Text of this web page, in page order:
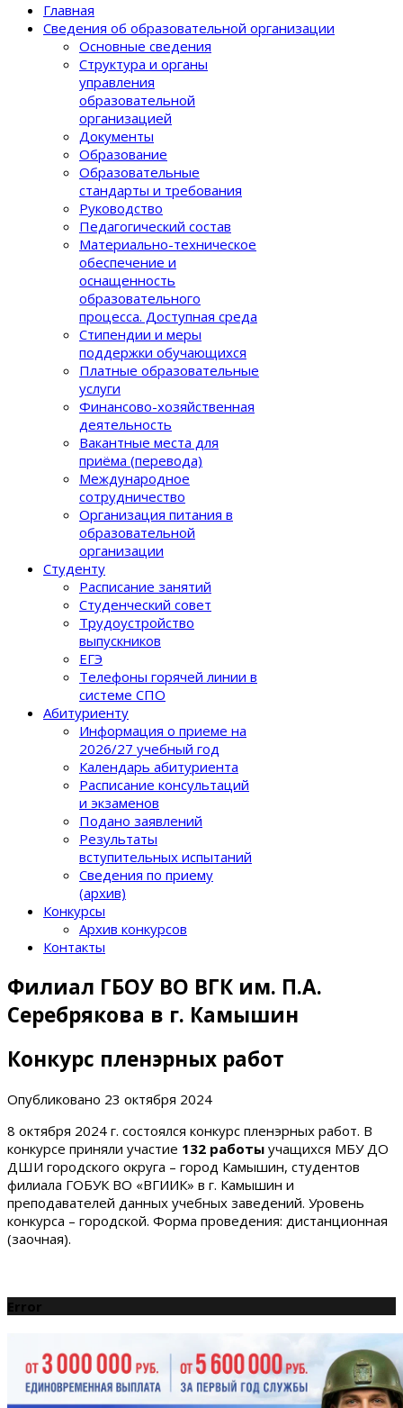
Главная
Сведения об образовательной организации
Основные сведения
Структура и органы
управления
образовательной
организацией
Документы
Образование
Образовательные
стандарты и требования
Руководство
Педагогический состав
Материально-техническое
обеспечение и
оснащенность
образовательного
процеcса. Доступная среда
Стипендии и меры
поддержки обучающихся
Платные образовательные
услуги
Финансово-хозяйственная
деятельность
Вакантные места для
приёма (перевода)
Международное
сотрудничество
Организация питания в
образовательной
организации
Студенту
Расписание занятий
Студенческий совет
Трудоустройство
выпускников
ЕГЭ
Телефоны горячей линии в
системе СПО
Абитуриенту
Информация о приеме на
2026/27 учебный год
Календарь абитуриента
Расписание консультаций
и экзаменов
Подано заявлений
Результаты
вступительных испытаний
Сведения по приему
(архив)
Конкурсы
Архив конкурсов
Контакты
Филиал ГБОУ ВО ВГК им. П.А.
Серебрякова в г. Камышин
Конкурс пленэрных работ
Опубликовано 23 октября 2024
8 октября 2024 г. состоялся конкурс пленэрных работ. В
конкурсе приняли участие 132 работы учащихся МБУ ДО
ДШИ городского округа – город Камышин, студентов
филиала ГОБУК ВО «ВГИИК» в г. Камышин и
преподавателей данных учебных заведений. Уровень
конкурса – городской. Форма проведения: дистанционная
(заочная).
Error